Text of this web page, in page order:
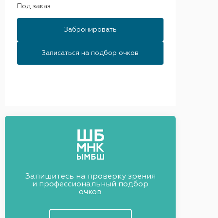
Под заказ
Забронировать
Записаться на подбор очков
Запишитесь на проверку зрения
и профессиональный подбор
очков